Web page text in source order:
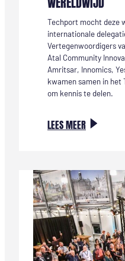
Techport mocht deze
internationale
Vertegenwoordigers
Atal Community
Amritsar, Innomics,
kwamen samen in het
om kennis te delen.
LEES MEER:
BEZOEKT
TECHPORT:
INNOVATIE
VERBINDT